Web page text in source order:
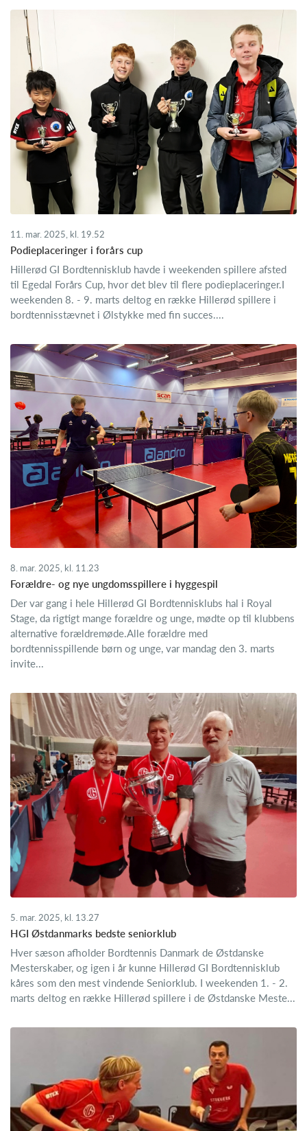
11. mar. 2025, kl. 19.52
Podieplaceringer i forårs cup
Hillerød GI Bordtennisklub havde i weekenden spillere afsted
til Egedal Forårs Cup, hvor det blev til flere podieplaceringer.I
weekenden 8. - 9. marts deltog en række Hillerød spillere i
bordtennisstævnet i Ølstykke med fin succes....
8. mar. 2025, kl. 11.23
Forældre- og nye ungdomsspillere i hyggespil
Der var gang i hele Hillerød GI Bordtennisklubs hal i Royal
Stage, da rigtigt mange forældre og unge, mødte op til klubbens
alternative forældremøde.Alle forældre med
bordtennisspillende børn og unge, var mandag den 3. marts
invite...
5. mar. 2025, kl. 13.27
HGI Østdanmarks bedste seniorklub
Hver sæson afholder Bordtennis Danmark de Østdanske
Mesterskaber, og igen i år kunne Hillerød GI Bordtennisklub
kåres som den mest vindende Seniorklub. I weekenden 1. - 2.
marts deltog en række Hillerød spillere i de Østdanske Meste...